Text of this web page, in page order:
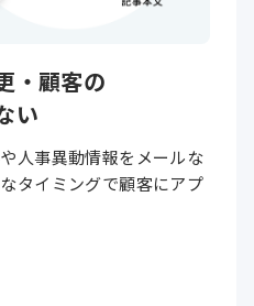
・ 顧客の
い
人事異動情報をメールな
タイミングで顧客にアプ